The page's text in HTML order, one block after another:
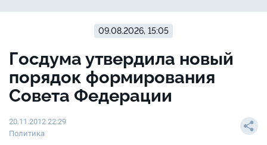
09.08.2026, 15:05
Госдума утвердила новый
порядок формирования
Совета Федерации
20.11.2012 22:29
Политика